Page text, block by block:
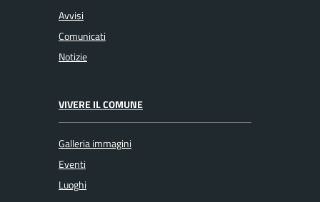
Avvisi
Comunicati
Notizie
VIVERE IL COMUNE
Galleria immagini
Eventi
Luoghi